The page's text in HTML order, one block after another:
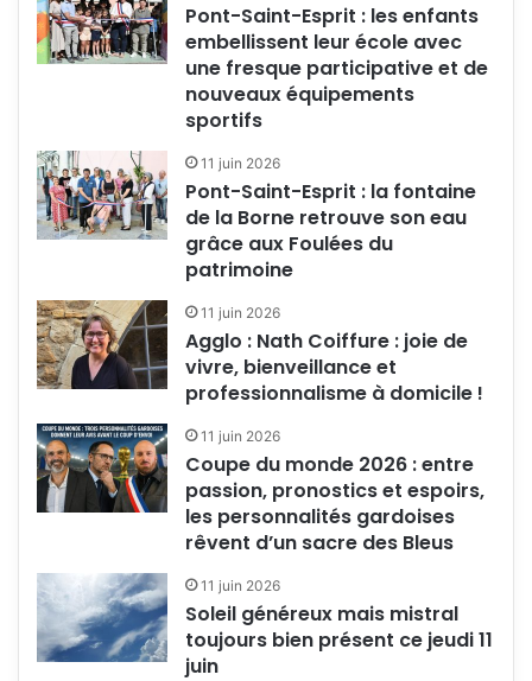
Pont-Saint-Esprit : les enfants
embellissent leur école avec
une fresque participative et de
nouveaux équipements
sportifs
11 juin 2026
Pont-Saint-Esprit : la fontaine
de la Borne retrouve son eau
grâce aux Foulées du
patrimoine
11 juin 2026
Agglo : Nath Coiffure : joie de
vivre, bienveillance et
professionnalisme à domicile !
11 juin 2026
Coupe du monde 2026 : entre
passion, pronostics et espoirs,
les personnalités gardoises
rêvent d’un sacre des Bleus
11 juin 2026
Soleil généreux mais mistral
toujours bien présent ce jeudi 11
juin